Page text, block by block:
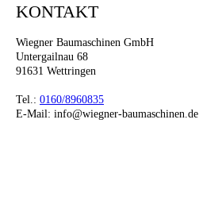
KONTAKT
Wiegner Baumaschinen GmbH
Untergailnau 68
91631 Wettringen
Tel.: 0160/8960835
E-Mail: info@wiegner-baumaschinen.de